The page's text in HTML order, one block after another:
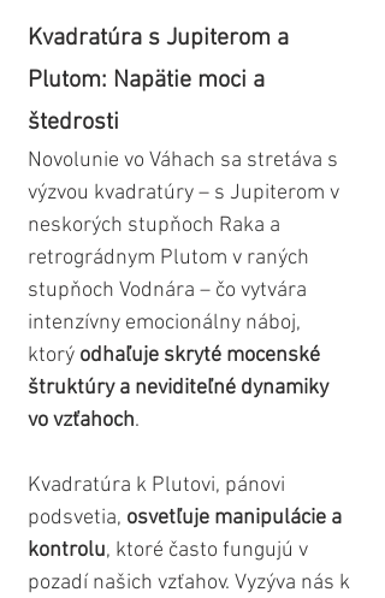
Kvadratúra s Jupiterom a
Plutom: Napätie moci a
štedrosti
Novolunie vo Váhach sa stretáva s
výzvou kvadratúry – s Jupiterom v
neskorých stupňoch Raka a
retrográdnym Plutom v raných
stupňoch Vodnára – čo vytvára
intenzívny emocionálny náboj,
ktorý odhaľuje skryté mocenské
štruktúry a neviditeľné dynamiky
vo vzťahoch.
Kvadratúra k Plutovi, pánovi
podsvetia, osvetľuje manipulácie a
kontrolu, ktoré často fungujú v
pozadí našich vzťahov. Vyzýva nás k